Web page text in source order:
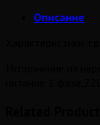
Описание